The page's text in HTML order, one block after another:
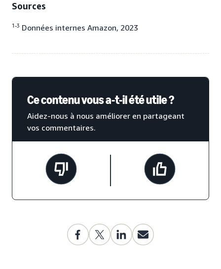
Sources
1-3 Données internes Amazon, 2023
Ce contenu vous a-t-il été utile ?
Aidez-nous à nous améliorer en partageant
vos commentaires.